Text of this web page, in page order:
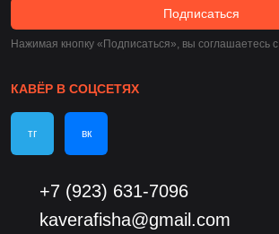
Подписаться
Нажимая кнопку «Подписаться», вы соглашаетесь c
КАВЁР В СОЦСЕТЯХ
тг вк
+7 (923) 631-7096
kaverafisha@gmail.com